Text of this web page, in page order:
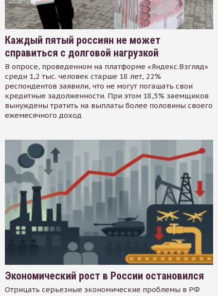
Каждый пятый россиян не может
справиться с долговой нагрузкой
В опросе, проведенном на платформе «Яндекс.Взгляд»
среди 1,2 тыс. человек старше 18 лет, 22%
респондентов заявили, что не могут погашать свои
кредитные задолженности. При этом 18,5% заемщиков
вынуждены тратить на выплаты более половины своего
ежемесячного доход
Экономический рост в России остановился
Отрицать серьезные экономические проблемы в РФ